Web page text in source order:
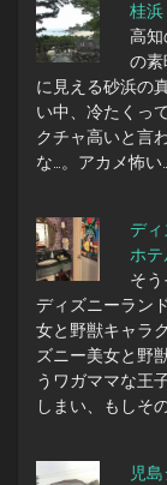
桂浜
高知
の素
に見える砂浜の
い中、冷たくっ
クチャ高いと言
な…。アカメ怖い
ディ
ホテ
そ
ディズニーラン
女と野獣キャラ
ズニー美女と野
うワガママな王
しまい、もしそ
児